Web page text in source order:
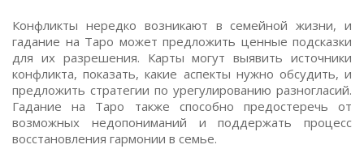
Конфликты нередко возникают в семейной жизни, и
гадание на Таро может предложить ценные подсказки
для их разрешения. Карты могут выявить источники
конфликта, показать, какие аспекты нужно обсудить, и
предложить стратегии по урегулированию разногласий.
Гадание на Таро также способно предостеречь от
возможных недопониманий и поддержать процесс
восстановления гармонии в семье.